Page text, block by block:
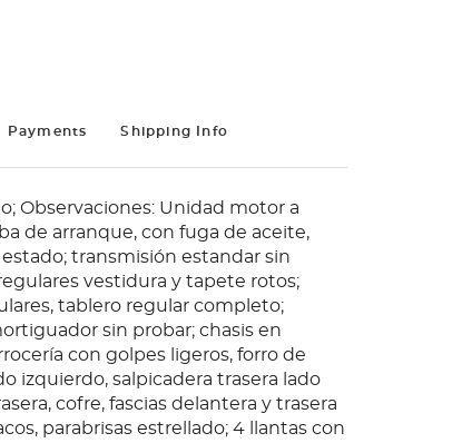
Payments Shipping Info
Observaciones: Unidad motor a
de arranque, con fuga de aceite,
transmisión estandar sin
vestidura y tapete rotos;
tablero regular completo;
sin probar; chasis en
con golpes ligeros, forro de
izquierdo, salpicadera trasera lado
cofre, fascias delantera y trasera
parabrisas estrellado; 4 llantas con